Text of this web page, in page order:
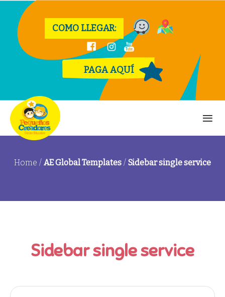
COMO LLEGAR:
PAGA AQUÍ
Home / AE Global Templates / Sidebar single service
Sidebar single service